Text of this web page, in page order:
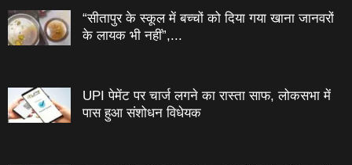
“सीतापुर के स्‍कूल में बच्‍चों को दिया गया खाना जानवरों
के लायक भी नहीं”,...
UPI पेमेंट पर चार्ज लगने का रास्ता साफ, लोकसभा में
पास हुआ संशोधन विधेयक